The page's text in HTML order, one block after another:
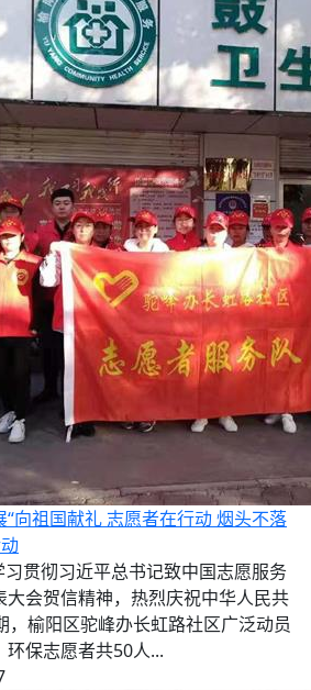
向祖国献礼 志愿者在行动 烟头不落
贯彻习近平总书记致中国志愿服务
会贺信精神，热烈庆祝中华人民共
，榆阳区驼峰办长虹路社区广泛动员
保志愿者共50人...